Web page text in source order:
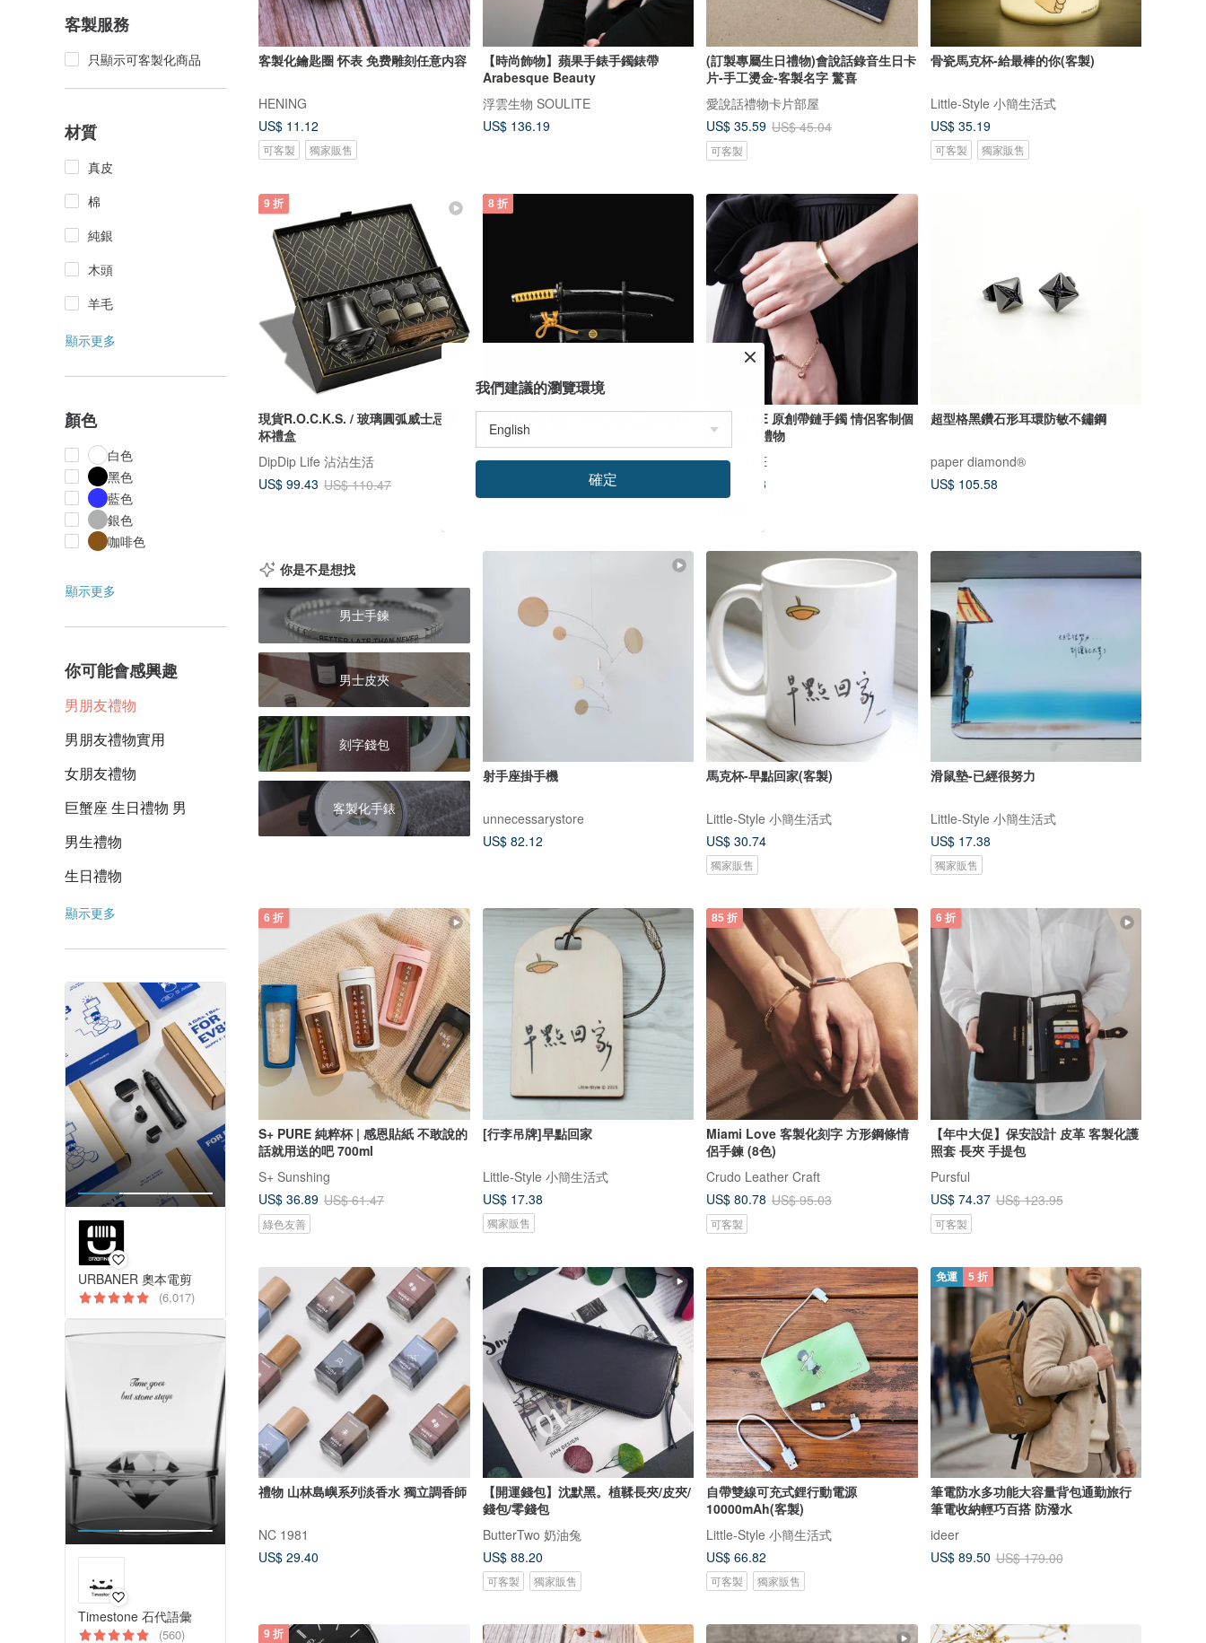
客製服務
只顯示可客製化商品
材質
真皮
棉
純銀
木頭
羊毛
顯示更多
顏色
白色
黑色
藍色
銀色
咖啡色
顯示更多
你可能會感興趣
男朋友禮物
男朋友禮物實用
女朋友禮物
巨蟹座 生日禮物 男
男生禮物
生日禮物
顯示更多
URBANER 奧本電剪
(6,017)
Timestone 石代語彙
(560)
客製化鑰匙圈 怀表 免费雕刻任意内容
HENING
US$ 11.12
可客製 獨家販售
【時尚飾物】蘋果手錶手鐲錶帶
Arabesque Beauty
浮雲生物 SOULITE
US$ 136.19
(訂製專屬生日禮物)會說話錄音生日卡
片-手工燙金-客製名字 驚喜
愛說話禮物卡片部屋
US$ 35.59 US$ 45.04
可客製
骨瓷馬克杯-給最棒的你(客製)
Little-Style 小簡生活式
US$ 35.19
可客製 獨家販售
9 折
現貨R.O.C.K.S. / 玻璃圓弧威士忌酒
杯禮盒
DipDip Life 沾沾生活
US$ 99.43 US$ 110.47
8 折
(日本製)
NIKKEN 日研刃物
US$ 69.49
DISSOLVE 原創帶鏈手鐲 情侶客制個
性化 節日禮物
DISSOLVE
US$ 50.13
超型格黑鑽石形耳環防敏不鏽鋼
paper diamond®
US$ 105.58
你是不是想找
男士手鍊
男士皮夾
刻字錢包
客製化手錶
射手座掛手機
unnecessarystore
US$ 82.12
馬克杯-早點回家(客製)
Little-Style 小簡生活式
US$ 30.74
獨家販售
滑鼠墊-已經很努力
Little-Style 小簡生活式
US$ 17.38
獨家販售
6 折
S+ PURE 純粹杯 | 感恩貼紙 不敢說的
話就用送的吧 700ml
S+ Sunshing
US$ 36.89 US$ 61.47
綠色友善
[行李吊牌]早點回家
Little-Style 小簡生活式
US$ 17.38
獨家販售
85 折
Miami Love 客製化刻字 方形鋼條情
侶手鍊 (8色)
Crudo Leather Craft
US$ 80.78 US$ 95.03
可客製
6 折
【年中大促】保安設計 皮革 客製化護
照套 長夾 手提包
Pursful
US$ 74.37 US$ 123.95
可客製
禮物 山林島嶼系列淡香水 獨立調香師
NC 1981
US$ 29.40
【開運錢包】沈默黑。植鞣長夾/皮夾/
錢包/零錢包
ButterTwo 奶油兔
US$ 88.20
可客製 獨家販售
自帶雙線可充式鋰行動電源
10000mAh(客製)
Little-Style 小簡生活式
US$ 66.82
可客製 獨家販售
免運 5 折
筆電防水多功能大容量背包通勤旅行
筆電收納輕巧百搭 防潑水
ideer
US$ 89.50 US$ 179.00
9 折
我們建議的瀏覽環境
確定